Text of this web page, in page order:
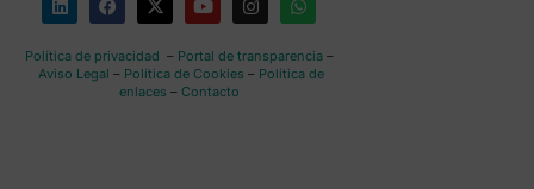
Política de privacidad – Portal de transparencia–
Aviso Legal – Política de Cookies – Política de
enlaces – Contacto